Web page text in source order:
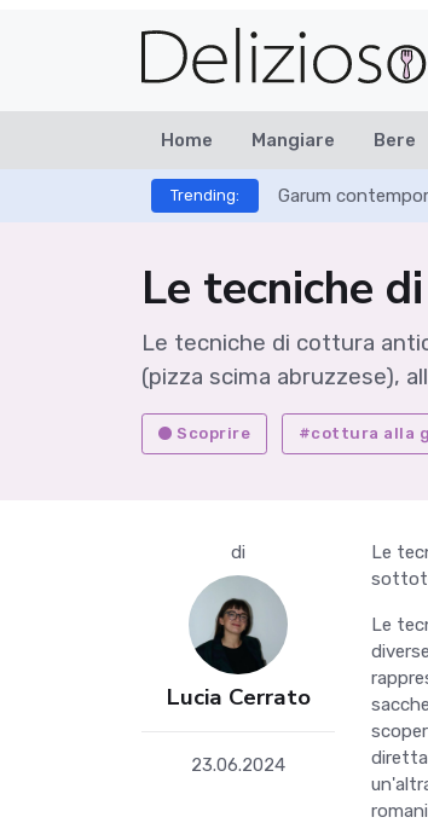
Home Mangiare Bere
Trending: Garum
Le tecniche
Le tecniche di cottura
(pizza scima abruzzese),
Scoprire #cottura alla
di
Lucia Cerrato
23.06.2024
Le
Le